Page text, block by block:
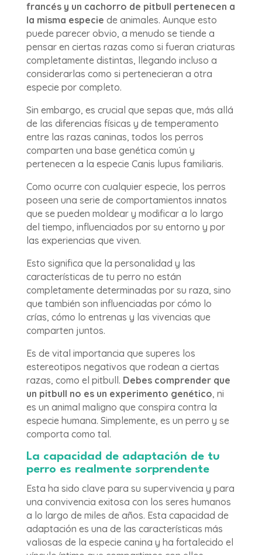
francés y un cachorro de pitbull pertenecen a
la misma especie de animales. Aunque esto
puede parecer obvio, a menudo se tiende a
pensar en ciertas razas como si fueran criaturas
completamente distintas, llegando incluso a
considerarlas como si pertenecieran a otra
especie por completo.
Sin embargo, es crucial que sepas que, más allá
de las diferencias físicas y de temperamento
entre las razas caninas, todos los perros
comparten una base genética común y
pertenecen a la especie Canis lupus familiaris.
Como ocurre con cualquier especie, los perros
poseen una serie de comportamientos innatos
que se pueden moldear y modificar a lo largo
del tiempo, influenciados por su entorno y por
las experiencias que viven.
Esto significa que la personalidad y las
características de tu perro no están
completamente determinadas por su raza, sino
que también son influenciadas por cómo lo
crías, cómo lo entrenas y las vivencias que
comparten juntos.
Es de vital importancia que superes los
estereotipos negativos que rodean a ciertas
razas, como el pitbull. Debes comprender que
un pitbull no es un experimento genético, ni
es un animal maligno que conspira contra la
especie humana. Simplemente, es un perro y se
comporta como tal.
La capacidad de adaptación de tu
perro es realmente sorprendente
Esta ha sido clave para su supervivencia y para
una convivencia exitosa con los seres humanos
a lo largo de miles de años. Esta capacidad de
adaptación es una de las características más
valiosas de la especie canina y ha fortalecido el